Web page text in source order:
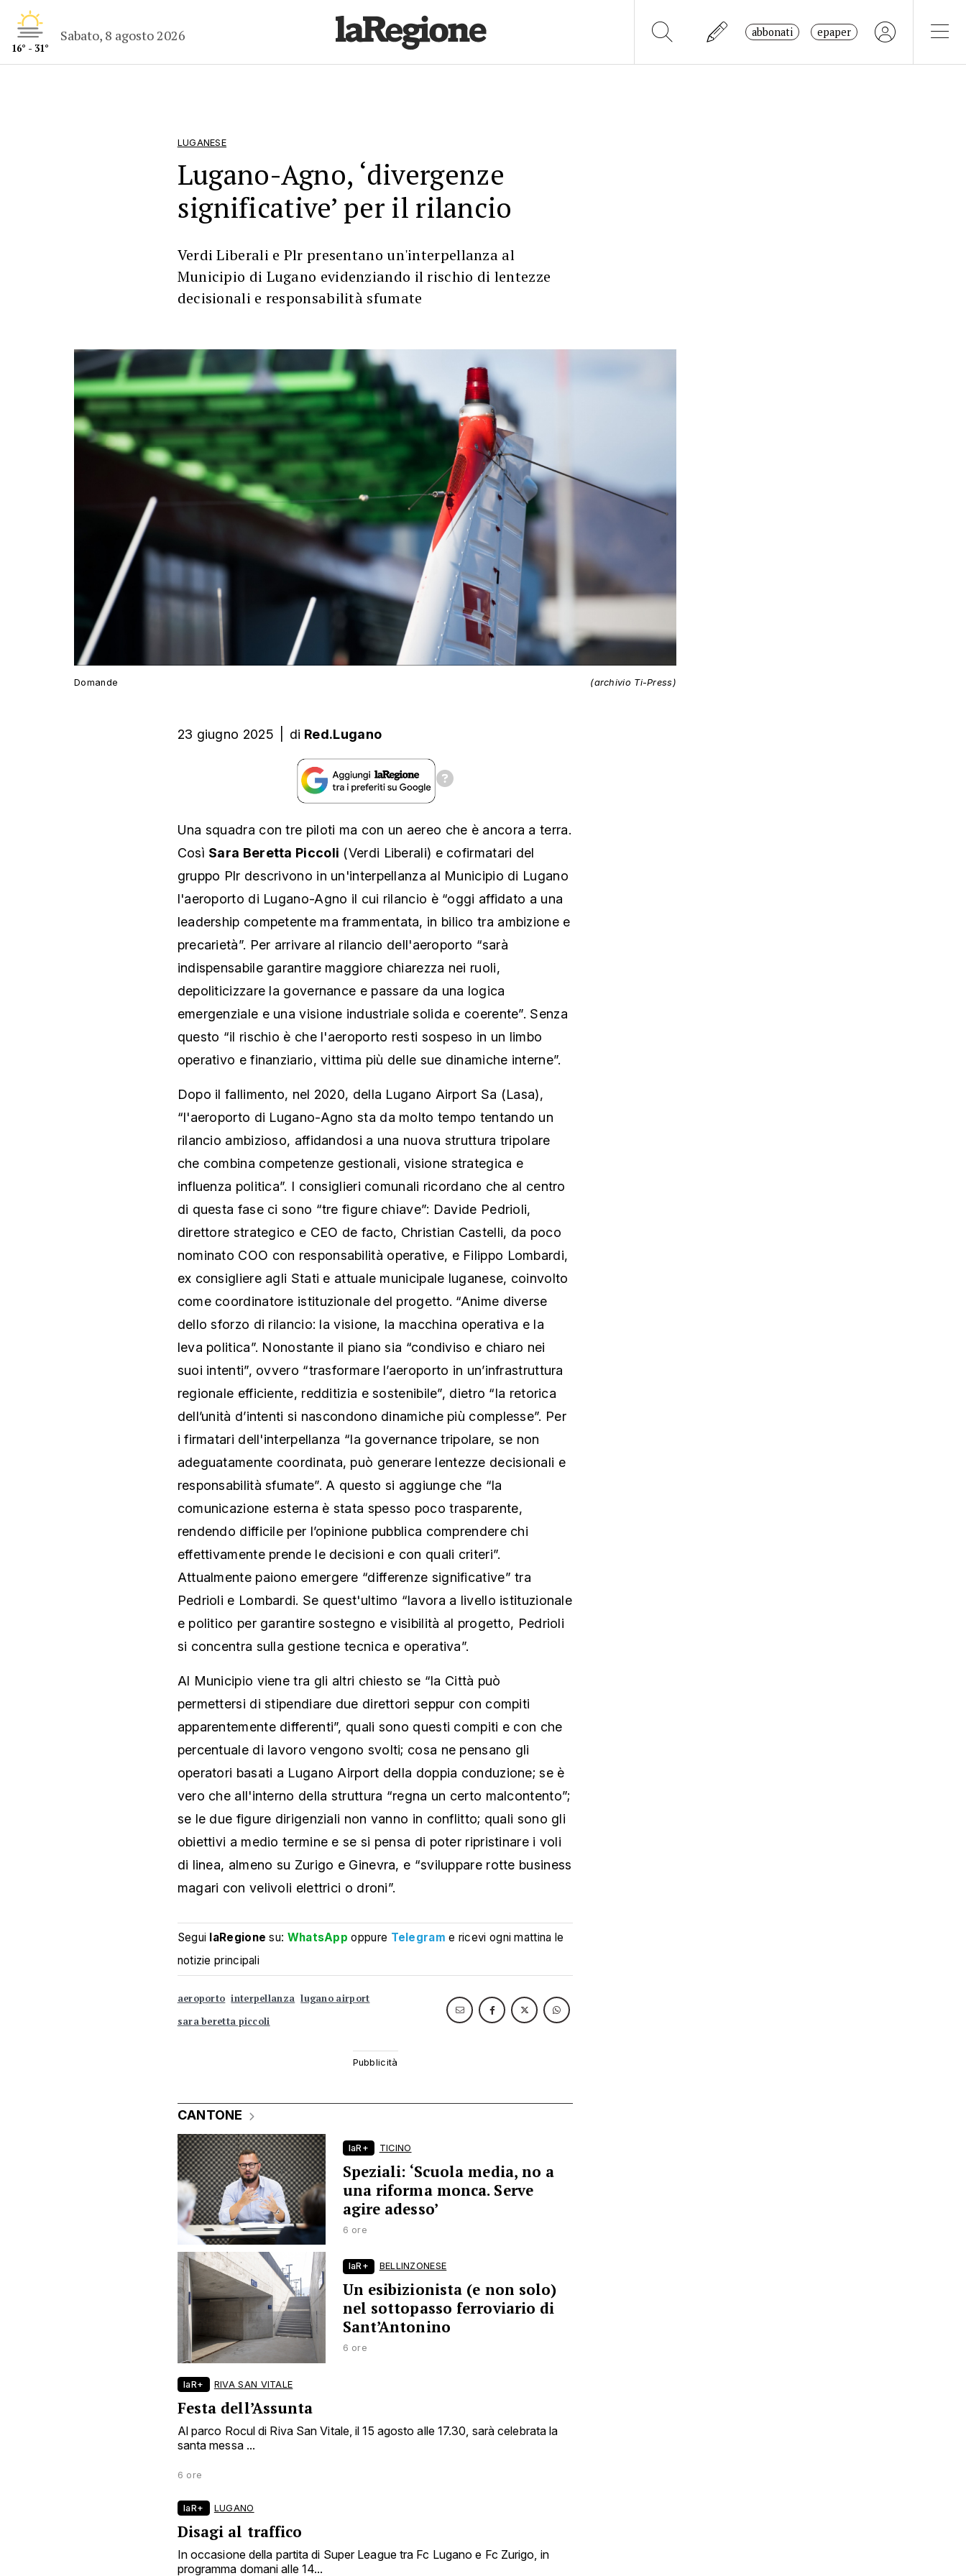
16° - 31°
Sabato, 8 agosto 2026 abbonati epaper
LUGANESE
Lugano-Agno, ‘divergenze
significative’ per il rilancio
Verdi Liberali e Plr presentano un'interpellanza al
Municipio di Lugano evidenziando il rischio di lentezze
decisionali e responsabilità sfumate
Domande (archivio Ti-Press)
23 giugno 2025 di Red.Lugano
Una squadra con tre piloti ma con un aereo che è ancora a terra.
Così Sara Beretta Piccoli (Verdi Liberali) e cofirmatari del
gruppo Plr descrivono in un'interpellanza al Municipio di Lugano
l'aeroporto di Lugano-Agno il cui rilancio è “oggi affidato a una
leadership competente ma frammentata, in bilico tra ambizione e
precarietà”. Per arrivare al rilancio dell'aeroporto “sarà
indispensabile garantire maggiore chiarezza nei ruoli,
depoliticizzare la governance e passare da una logica
emergenziale e una visione industriale solida e coerente”. Senza
questo “il rischio è che l'aeroporto resti sospeso in un limbo
operativo e finanziario, vittima più delle sue dinamiche interne”.
Dopo il fallimento, nel 2020, della Lugano Airport Sa (Lasa),
“l'aeroporto di Lugano-Agno sta da molto tempo tentando un
rilancio ambizioso, affidandosi a una nuova struttura tripolare
che combina competenze gestionali, visione strategica e
influenza politica”. I consiglieri comunali ricordano che al centro
di questa fase ci sono “tre figure chiave”: Davide Pedrioli,
direttore strategico e CEO de facto, Christian Castelli, da poco
nominato COO con responsabilità operative, e Filippo Lombardi,
ex consigliere agli Stati e attuale municipale luganese, coinvolto
come coordinatore istituzionale del progetto. “Anime diverse
dello sforzo di rilancio: la visione, la macchina operativa e la
leva politica”. Nonostante il piano sia “condiviso e chiaro nei
suoi intenti”, ovvero “trasformare l’aeroporto in un’infrastruttura
regionale efficiente, redditizia e sostenibile”, dietro “la retorica
dell’unità d’intenti si nascondono dinamiche più complesse”. Per
i firmatari dell'interpellanza “la governance tripolare, se non
adeguatamente coordinata, può generare lentezze decisionali e
responsabilità sfumate”. A questo si aggiunge che “la
comunicazione esterna è stata spesso poco trasparente,
rendendo difficile per l’opinione pubblica comprendere chi
effettivamente prende le decisioni e con quali criteri”.
Attualmente paiono emergere “differenze significative” tra
Pedrioli e Lombardi. Se quest'ultimo “lavora a livello istituzionale
e politico per garantire sostegno e visibilità al progetto, Pedrioli
si concentra sulla gestione tecnica e operativa”.
Al Municipio viene tra gli altri chiesto se “la Città può
permettersi di stipendiare due direttori seppur con compiti
apparentemente differenti”, quali sono questi compiti e con che
percentuale di lavoro vengono svolti; cosa ne pensano gli
operatori basati a Lugano Airport della doppia conduzione; se è
vero che all'interno della struttura “regna un certo malcontento”;
se le due figure dirigenziali non vanno in conflitto; quali sono gli
obiettivi a medio termine e se si pensa di poter ripristinare i voli
di linea, almeno su Zurigo e Ginevra, e “sviluppare rotte business
magari con velivoli elettrici o droni”.
Segui laRegione su: WhatsApp oppure Telegram e ricevi ogni mattina le
notizie principali
aeroporto interpellanza lugano airport
sara beretta piccoli
CANTONE
laR+ TICINO
Speziali: ‘Scuola media, no a
una riforma monca. Serve
agire adesso’
6 ore
laR+ BELLINZONESE
Un esibizionista (e non solo)
nel sottopasso ferroviario di
Sant’Antonino
6 ore
laR+ RIVA SAN VITALE
Festa dell’Assunta
Al parco Rocul di Riva San Vitale, il 15 agosto alle 17.30, sarà celebrata la
santa messa ...
6 ore
laR+ LUGANO
Disagi al traffico
In occasione della partita di Super League tra Fc Lugano e Fc Zurigo, in
programma domani alle 14...